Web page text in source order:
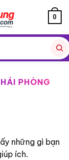
0
PHÒNG
những gì bạn
ích.